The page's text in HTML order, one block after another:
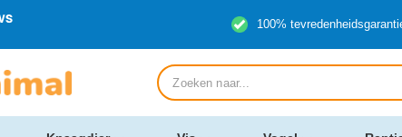
100%
Producten
zoeken